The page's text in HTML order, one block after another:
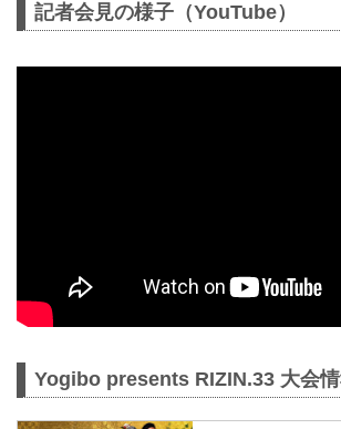
記者会見の様子（YouTube）
Yogibo presents RIZIN.33 大会